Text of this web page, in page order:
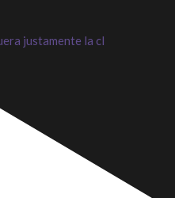
justamente la cl